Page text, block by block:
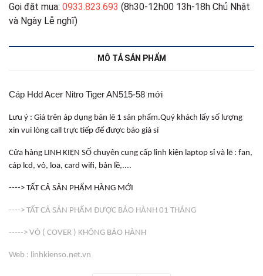
Gọi đặt mua: 0933.823.693 (8h30-12h00 13h-18h Chủ Nhật
và Ngày Lễ nghĩ)
MÔ TẢ SẢN PHẨM
Cáp Hdd Acer Nitro Tiger AN515-58 mới
Lưu ý : Giá trên áp dụng bán lẽ 1 sản phẩm.Quý khách lấy số lượng
xin vui lòng call trực tiếp để được báo giá sỉ
Cửa hàng LINH KIỆN SỐ chuyên cung cấp linh kiện laptop sỉ và lẽ : fan,
cáp lcd, vỏ, loa, card wifi, bản lề,....
----> TẤT CẢ SẢN PHẨM HÀNG MỚI
----> TẤT CẢ SẢN PHẨM ĐƯỢC BẢO HÀNH 01 THÁNG
-----> VỎ ( COVER ) KHÔNG BẢO HÀNH
Web : linhkienso.net.vn